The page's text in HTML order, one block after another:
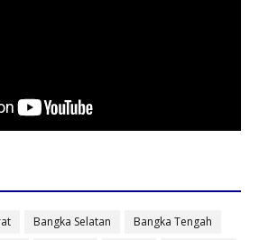
Bangka Selatan
Bangka Tengah